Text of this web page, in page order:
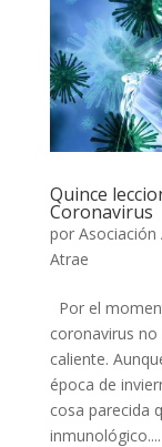
Quince
Coronavirus
por Asociación
Atrae
Por el
coronavirus
caliente.
época de
cosa parecida
inmunológico....